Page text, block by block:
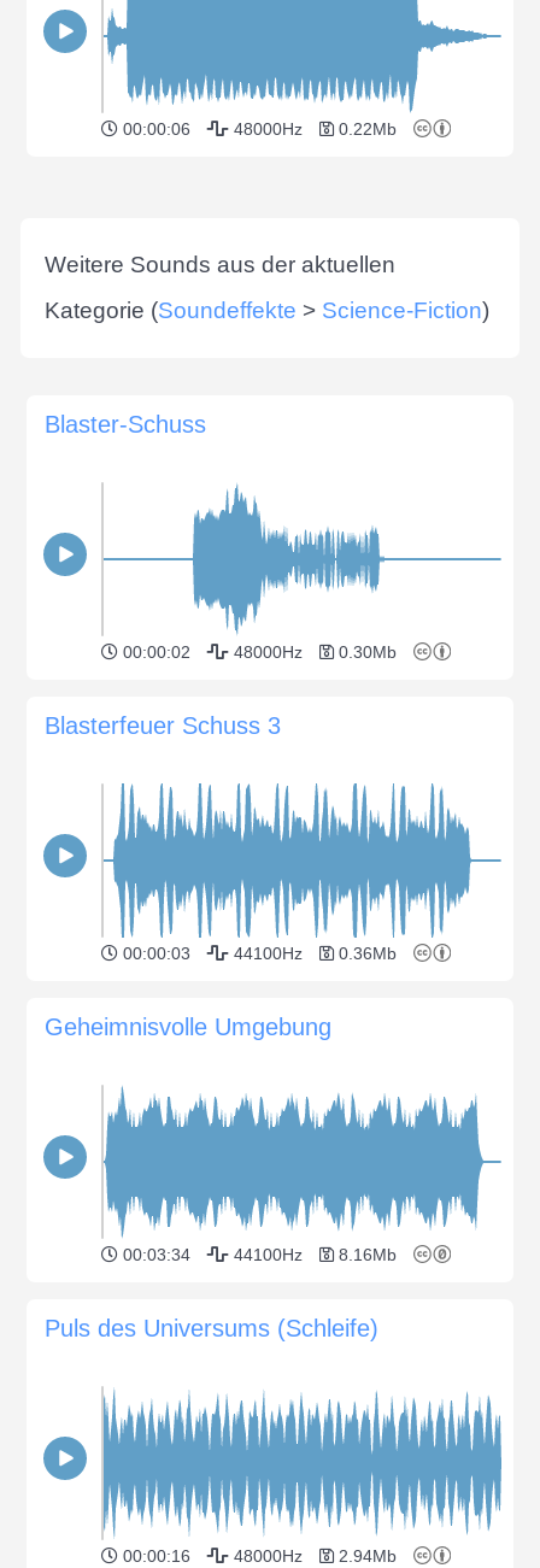
00:00:06 48000Hz 0.22Mb
Weitere Sounds aus der aktuellen
Kategorie (Soundeffekte > Science-Fiction)
Blaster-Schuss
00:00:02 48000Hz 0.30Mb
Blasterfeuer Schuss 3
00:00:03 44100Hz 0.36Mb
Geheimnisvolle Umgebung
00:03:34 44100Hz 8.16Mb
Puls des Universums (Schleife)
00:00:16 48000Hz 2.94Mb